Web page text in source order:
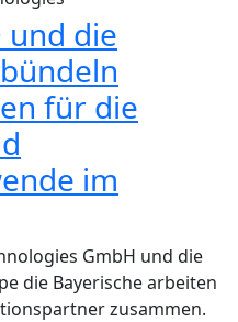
und die
für die
im
GmbH und die
die Bayerische arbeiten
zusammen.